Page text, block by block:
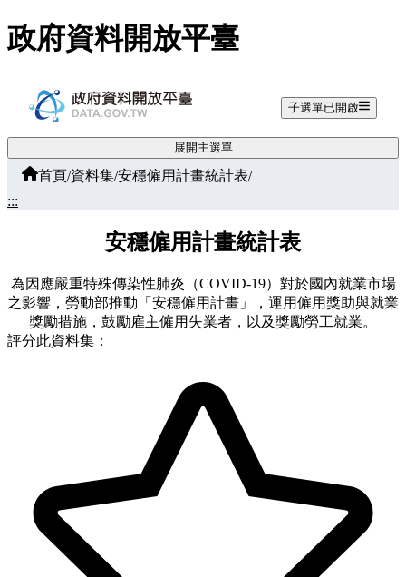
跳至主要內容
政府資料開放平臺
子選單已開啟
展開主選單
首頁/資料集/安穩僱用計畫統計表/
:::
安穩僱用計畫統計表
為因應嚴重特殊傳染性肺炎（COVID-19）對於國內就業市場
之影響，勞動部推動「安穩僱用計畫」，運用僱用獎助與就業
獎勵措施，鼓勵雇主僱用失業者，以及獎勵勞工就業。
評分此資料集：